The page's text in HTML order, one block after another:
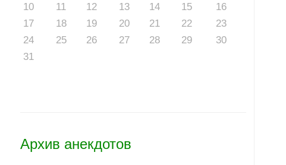
10
11 12 13 14 15
16
17
18 19 20 21 22
23
24
25 26 27 28 29
30
31
Архив анекдотов